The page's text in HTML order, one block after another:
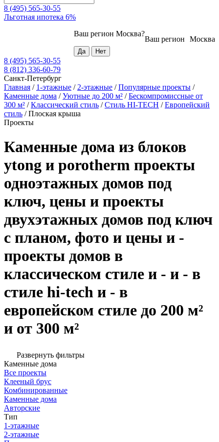
8 (495) 565-30-55
Льготная ипотека 6%
Москва
Ваш регион
Ваш регион Москва?
8 (495) 565-30-55
8 (812) 336-60-79
Санкт-Петербург
Главная / 1-этажные / 2-этажные /Популярные проекты /
Каменные дома /Уютные до 200 м² /Бескомпромиссные от
300 м² /Классический стиль /Стиль HI-TECH /Европейский
стиль /Плоская крыша
Проекты
Каменные дома из блоков
ytong и porotherm проекты
одноэтажных домов под
ключ, цены и проекты
двухэтажных домов под ключ
с планом, фото и цены и -
проекты домов в
классическом стиле и - и - в
стиле hi-tech и - в
европейском стиле до 200 м²
и от 300 м²
Развернуть фильтры
Каменные дома
Все проекты
Клееный брус
Комбинированные
Каменные дома
Авторские
Тип
1-этажные
2-этажные